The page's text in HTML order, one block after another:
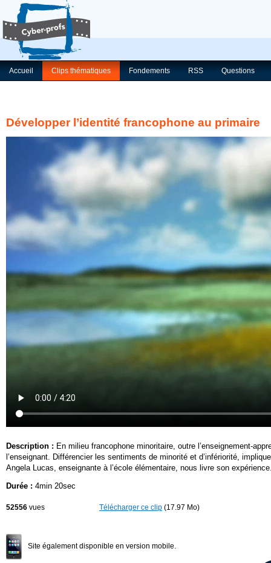
Accueil Clips thématiques Fondements RSS Questions
Développer l’identité francophone au primaire
Description : En milieu francophone minoritaire, outre l’enseignement-
l’enseignant. Différencier les sentiments de minorité et d’infériorité,
Angela Lucas, enseignante à l’école élémentaire, nous livre son
Durée : 4min 20sec
52556 vues Télécharger ce clip (17.97 Mo)
Site également disponible en version mobile.